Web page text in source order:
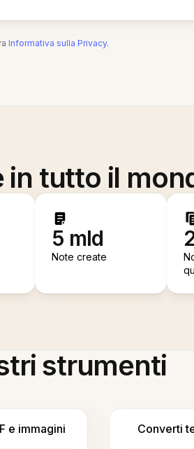
Informativa sulla Privacy.
in tutto il
5 mld
Note create
strumenti
e immagini Converti